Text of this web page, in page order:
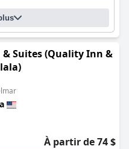
Suites (Quality Inn &
À partir de 74 $